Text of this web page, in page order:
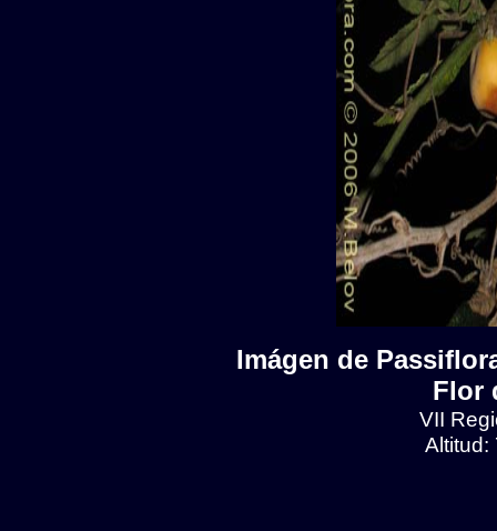
Imágen de
Flor
VII
Altitud: